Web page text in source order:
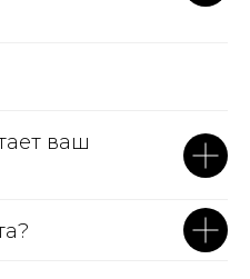
ваш